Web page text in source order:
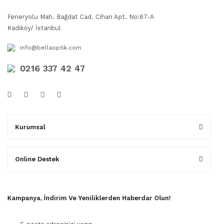
Feneryolu Mah. Bağdat Cad. Cihan Apt. No:67-A
Kadıköy/ İstanbul
info@bellaoptik.com
0216 337 42 47
Kurumsal
Online Destek
Kampanya, İndirim Ve Yeniliklerden Haberdar Olun!